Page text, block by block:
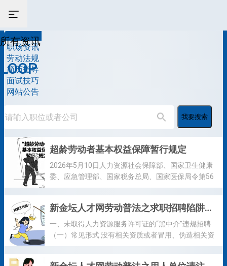
所有资讯
LOOP
所有资讯
职场资讯
劳动法规
简历指导
面试技巧
网站公告
我要搜索
超龄劳动者基本权益保障暂行规定
2026年5月10日人力资源社会保障部、国家卫生健康
委、应急管理部、国家税务总局、国家医保局令第56
号公布自2026年7月1日起施行 第一条为了保障超过法
动者的权利和义务，根据《全国人民代表大会常务委
员会关于实施渐进式延迟法定退休年龄的决定》及有
关法律规定，制定本规定。 第二条中华人民共和国境
新金坛人才网劳动普法之求职招聘陷阱风险提醒
一、未取得人力资源服务许可证的“黑中介”违规招聘
（一）常见形式 没有相关资质或者冒用、伪造相关资
质的“黑职介”非法从事职业中介服务活动，通过伪造证